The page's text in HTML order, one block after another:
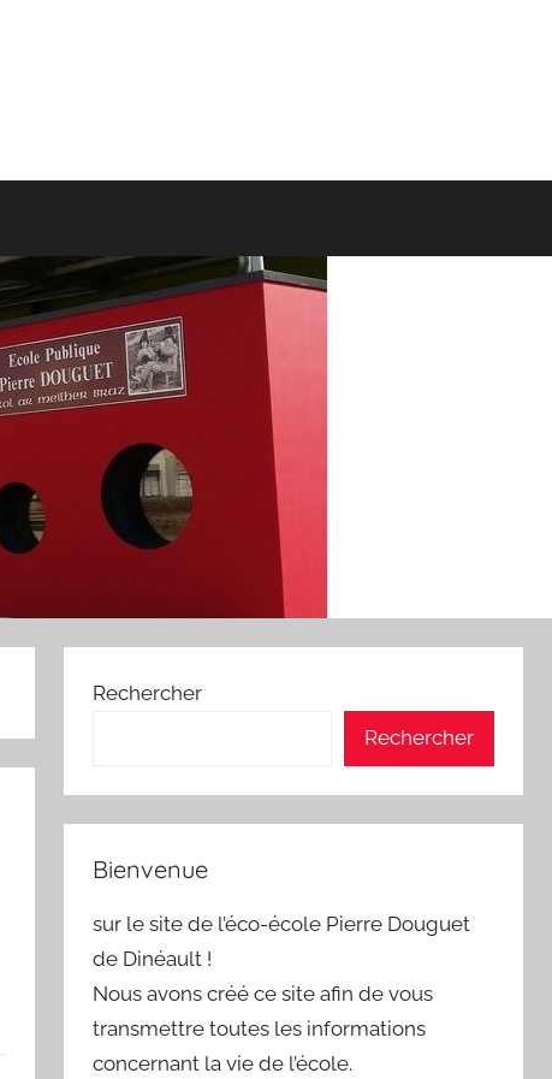
Rechercher
Rechercher
Bienvenue
sur le site de l’éco-école Pierre Douguet
de Dinéault !
Nous avons créé ce site afin de vous
transmettre toutes les informations
concernant la vie de l’école.